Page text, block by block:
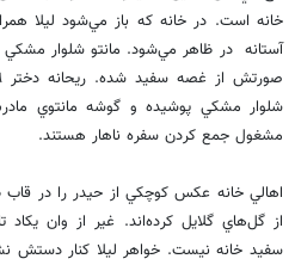
خانه است. در خانه كه باز مي‌شود ليلا
آستانه در ظاهر مي‌شود. مانتو شلوار
شلوار مشكي پوشيده و گوشه مانتوي
مشغول جمع كردن سفره ناهار هستند.
اهالي خانه عكس كوچكي از حيدر را در قاب
از گل‌هاي گلايل كرده‌اند. غير از وان يكاد
سفيد خانه نيست. خواهر ليلا كنار دستش